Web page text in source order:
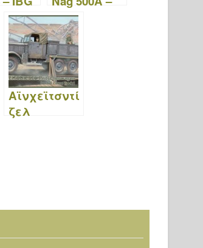
IBG 35011
Αϊνχεϊτσντί
ζελ